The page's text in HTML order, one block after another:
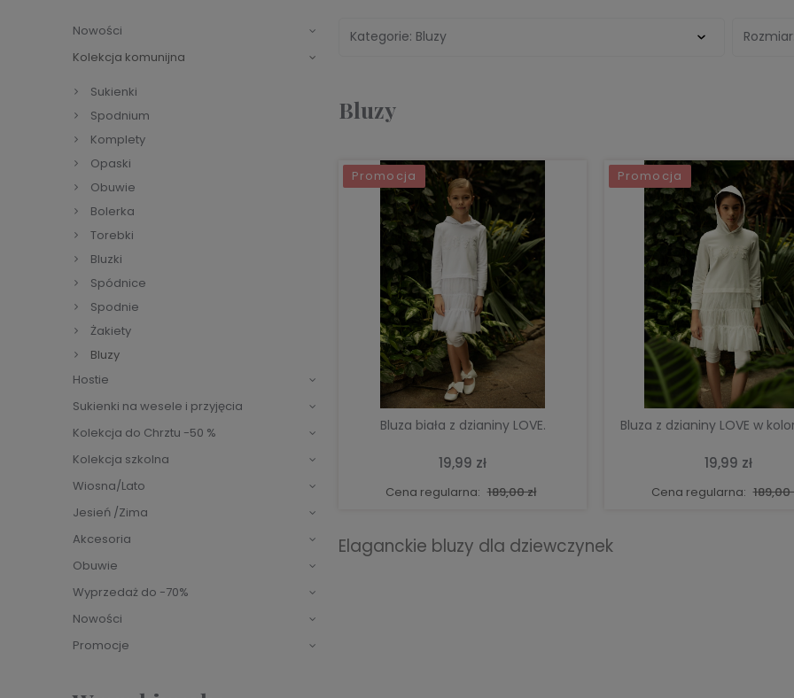
Nowości
Kolekcja komunijna
Sukienki
Spodnium
Komplety
Opaski
Obuwie
Bolerka
Torebki
Bluzki
Spódnice
Spodnie
Żakiety
Bluzy
Hostie
Sukienki na wesele i przyjęcia
Kolekcja do Chrztu -50 %
Kolekcja szkolna
Wiosna/Lato
Jesień /Zima
Akcesoria
Obuwie
Wyprzedaż do -70%
Nowości
Promocje
Kategorie: Bluzy
Bluzy
Bluza biała z dzianiny LOVE.
19,99 zł
Cena regularna: 189,00 zł
DO KOSZYKA
Promocja
Bluza z dzianiny LOVE w
19,99 zł
Cena regularna: 189,00
DO KOSZYKA
Promocja
Elaganckie bluzy dla dziewczynek